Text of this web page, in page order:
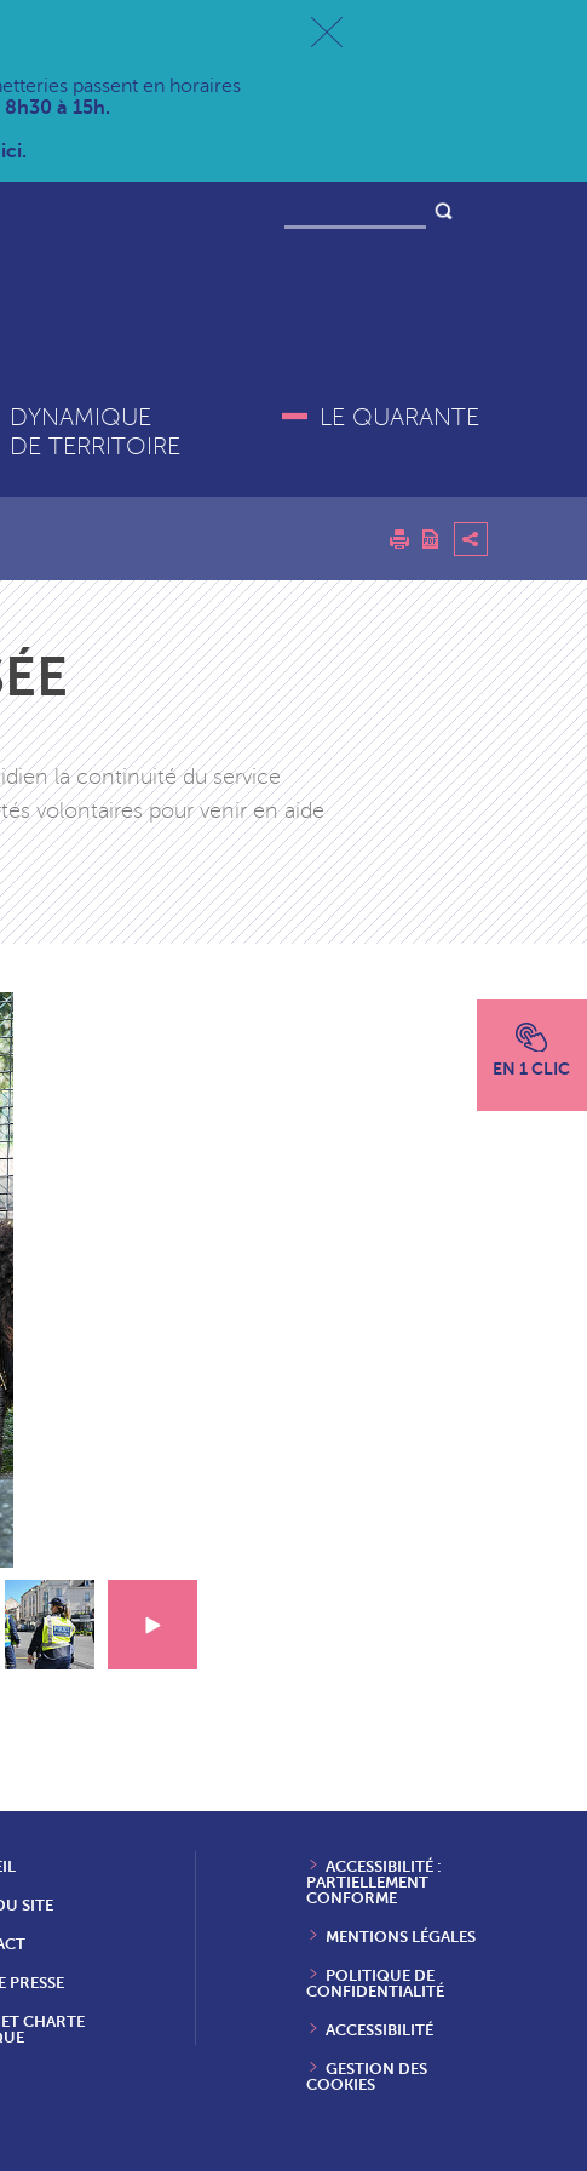
passent en horaires
à 15h.
DYNAMIQUE
DE TERRITOIRE
LE QUARANTE
EN 1 CLIC
la continuité du service
volontaires pour venir en aide
SITE
PRESSE
CHARTE
ACCESSIBILITÉ :
PARTIELLEMENT
CONFORME
MENTIONS LÉGALES
POLITIQUE DE
CONFIDENTIALITÉ
ACCESSIBILITÉ
GESTION DES
COOKIES